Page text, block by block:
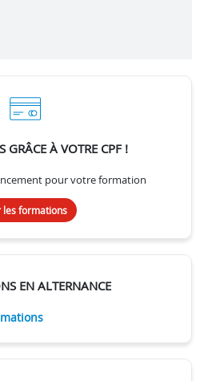
GRÂCE À VOTRE CPF !
pour votre formation
les formations
EN ALTERNANCE